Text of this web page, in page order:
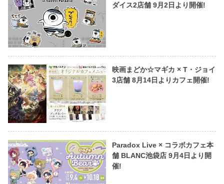
ダイス2店舗 9月2日より開催!
映画まどか☆マギカ × T・ジョイ
3店舗 8月14日よりカフェ開催!
Paradox Live × コラボカフェ本
舗 BLANC池袋店 9月4日より開
催!